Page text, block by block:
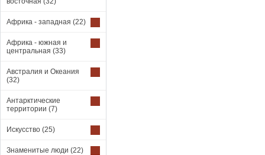
Африка - западная (22)
Африка - южная и
центральная (33)
Австралия и Океания
(32)
Антарктические
территории (7)
Искусство (25)
Знаменитые люди (22)